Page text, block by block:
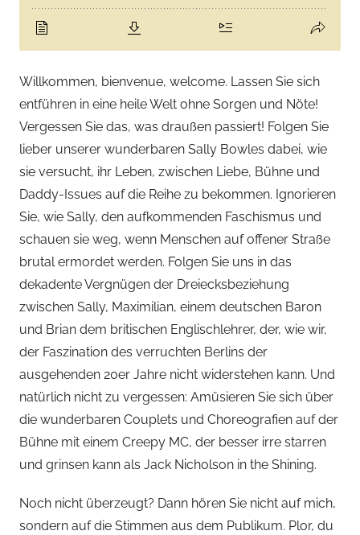
Willkommen, bienvenue, welcome. Lassen Sie sich
entführen in eine heile Welt ohne Sorgen und Nöte!
Vergessen Sie das, was draußen passiert! Folgen Sie
lieber unserer wunderbaren Sally Bowles dabei, wie
sie versucht, ihr Leben, zwischen Liebe, Bühne und
Daddy-Issues auf die Reihe zu bekommen. Ignorieren
Sie, wie Sally, den aufkommenden Faschismus und
schauen sie weg, wenn Menschen auf offener Straße
brutal ermordet werden. Folgen Sie uns in das
dekadente Vergnügen der Dreiecksbeziehung
zwischen Sally, Maximilian, einem deutschen Baron
und Brian dem britischen Englischlehrer, der, wie wir,
der Faszination des verruchten Berlins der
ausgehenden 20er Jahre nicht widerstehen kann. Und
natürlich nicht zu vergessen: Amüsieren Sie sich über
die wunderbaren Couplets und Choreografien auf der
Bühne mit einem Creepy MC, der besser irre starren
und grinsen kann als Jack Nicholson in the Shining.
Noch nicht überzeugt? Dann hören Sie nicht auf mich,
sondern auf die Stimmen aus dem Publikum. Plor, du